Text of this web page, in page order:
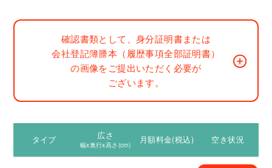
確認書類として、身分証明書または
会社登記簿謄本（履歴事項全部証明書）
の画像をご提出いただく必要が
ございます。
タイプ 広さ
幅x奥行x高さ(cm) 月額料金(税込) 空き状況